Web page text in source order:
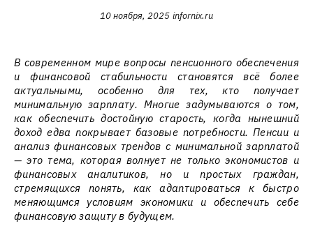
10 ноября, 2025 infornix.ru
В современном мире вопросы пенсионного обеспечения
и финансовой стабильности становятся всё более
актуальными, особенно для тех, кто получает
минимальную зарплату. Многие задумываются о том,
как обеспечить достойную старость, когда нынешний
доход едва покрывает базовые потребности. Пенсии и
анализ финансовых трендов с минимальной зарплатой
— это тема, которая волнует не только экономистов и
финансовых аналитиков, но и простых граждан,
стремящихся понять, как адаптироваться к быстро
меняющимся условиям экономики и обеспечить себе
финансовую защиту в будущем.